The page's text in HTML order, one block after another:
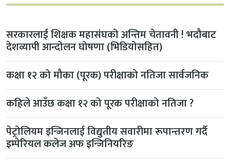
सरकारलाई शिक्षक महासंघको अन्तिम चेतावनी ! भदौबाट
देशव्यापी आन्दोलन घोषणा (भिडियोसहित)
कक्षा १२ को मौका (पूरक) परीक्षाको नतिजा सार्वजनिक
कहिले आउँछ कक्षा १२ को पूरक परीक्षाको नतिजा ?
पेट्रोलियम इन्जिनलाई विद्युतीय सवारीमा रूपान्तरण गर्दै
इम्पेरियल कलेज अफ इन्जिनियरिङ